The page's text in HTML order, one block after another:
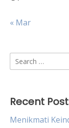
« Mar
Search
for:
Recent
Menikmati